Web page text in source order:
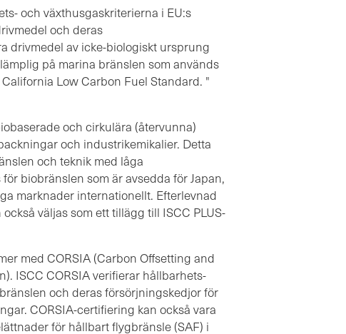
och växthusgaskriterierna i EU:s
och deras
drivmedel av icke-biologiskt ursprung
på marina bränslen som används
Low Carbon Fuel Standard. "
och cirkulära (återvunna)
och industrikemikalier. Detta
och teknik med låga
biobränslen som är avsedda för Japan,
marknader internationellt. Efterlevnad
också väljas som ett tillägg till ISCC PLUS-
med CORSIA (Carbon Offsetting and
ISCC CORSIA verifierar hållbarhets-
och deras försörjningskedjor för
CORSIA-certifiering kan också vara
för hållbart flygbränsle (SAF) i
Nedladdningar